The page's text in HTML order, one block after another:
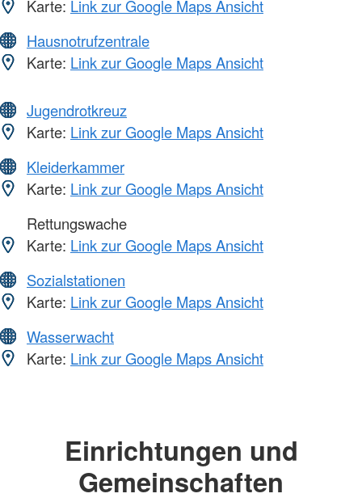
Karte: Link zur Google Maps Ansicht
Hausnotrufzentrale
Karte: Link zur Google Maps Ansicht
Jugendrotkreuz
Karte: Link zur Google Maps Ansicht
Kleiderkammer
Karte: Link zur Google Maps Ansicht
Rettungswache
Karte: Link zur Google Maps Ansicht
Sozialstationen
Karte: Link zur Google Maps Ansicht
Wasserwacht
Karte: Link zur Google Maps Ansicht
Einrichtungen und
Gemeinschaften